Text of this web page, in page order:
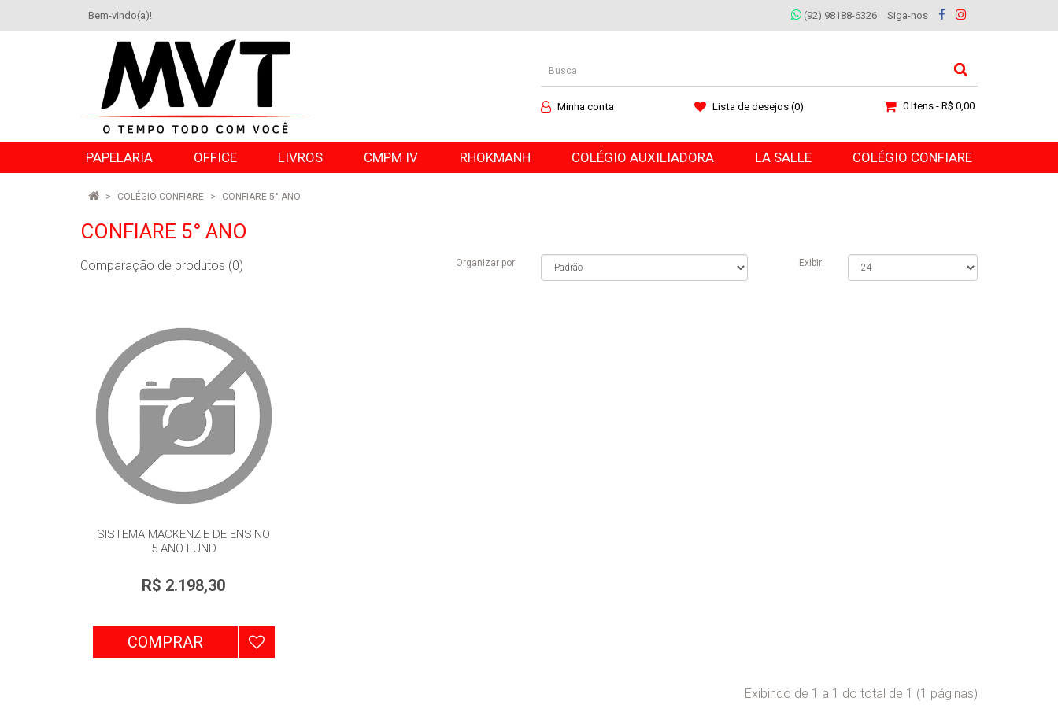
Bem-vindo(a)! (92) 98188-6326 Siga-nos
Minha conta Lista de desejos (0) 0 Itens - R$ 0,00
PAPELARIA OFFICE LIVROS CMPM IV RHOKMANH COLÉGIO AUXILIADORA LA SALLE COLÉGIO CONFIARE
COLÉGIO CONFIARE CONFIARE 5° ANO
CONFIARE 5° ANO
Comparação de produtos (0) Organizar por: Exibir:
SISTEMA MACKENZIE DE ENSINO
5 ANO FUND
R$ 2.198,30
COMPRAR
Exibindo de 1 a 1 do total de 1 (1 páginas)